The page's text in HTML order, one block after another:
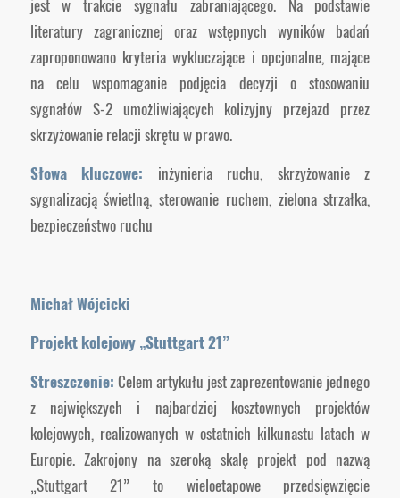
literatury zagranicznej oraz wstępnych wyników badań
zaproponowano kryteria wykluczające i opcjonalne, mające
na celu wspomaganie podjęcia decyzji o stosowaniu
sygnałów S-2 umożliwiających kolizyjny przejazd przez
skrzyżowanie relacji skrętu w prawo.
Słowa kluczowe: inżynieria ruchu, skrzyżowanie z
sygnalizacją świetlną, sterowanie ruchem, zielona strzałka,
bezpieczeństwo ruchu
Michał Wójcicki
Projekt kolejowy „Stuttgart 21”
Streszczenie:Celem artykułu jest zaprezentowanie jednego
z największych i najbardziej kosztownych projektów
kolejowych, realizowanych w ostatnich kilkunastu latach w
Europie. Zakrojony na szeroką skalę projekt pod nazwą
„Stuttgart 21” to wieloetapowe przedsięwzięcie